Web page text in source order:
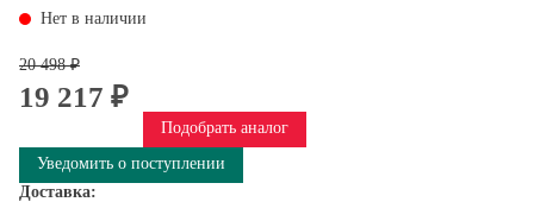
Нет в наличии
20 498 ₽
19 217 ₽
Подобрать аналог
Уведомить о поступлении
Доставка: